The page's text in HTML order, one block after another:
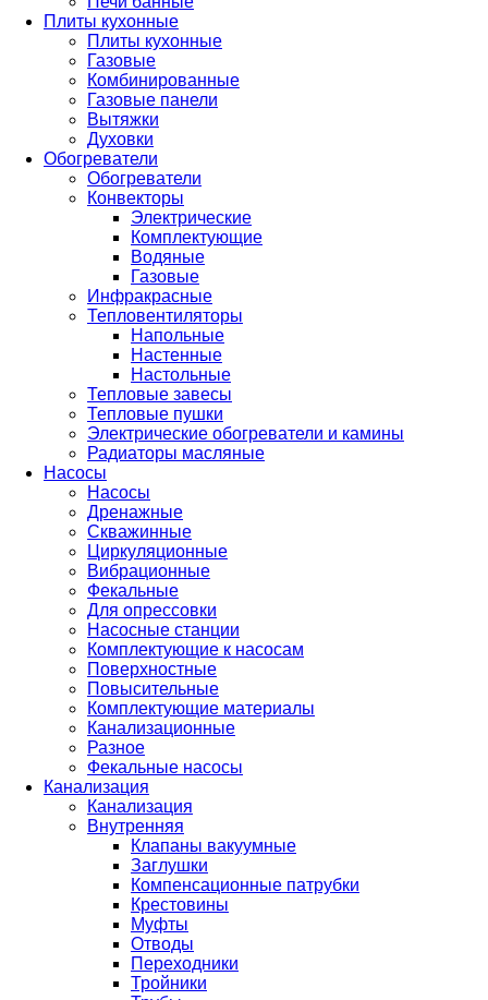
Плиты кухонные
Плиты кухонные
Газовые
Комбинированные
Газовые панели
Вытяжки
Духовки
Обогреватели
Обогреватели
Конвекторы
Электрические
Комплектующие
Водяные
Газовые
Инфракрасные
Тепловентиляторы
Напольные
Настенные
Настольные
Тепловые завесы
Тепловые пушки
Электрические обогреватели и камины
Радиаторы масляные
Насосы
Насосы
Дренажные
Скважинные
Циркуляционные
Вибрационные
Фекальные
Для опрессовки
Насосные станции
Комплектующие к насосам
Поверхностные
Повысительные
Комплектующие материалы
Канализационные
Разное
Фекальные насосы
Канализация
Канализация
Внутренняя
Клапаны вакуумные
Заглушки
Компенсационные патрубки
Крестовины
Муфты
Отводы
Переходники
Тройники